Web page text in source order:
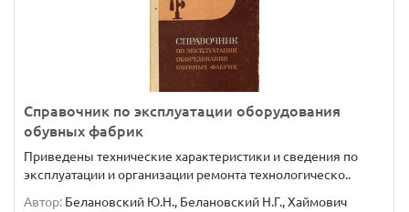
Справочник по эксплуатации оборудования
обувных фабрик
Приведены технические характеристики и сведения по
эксплуатации и организации ремонта технологическо..
Автор: Белановский Ю.Н., Белановский Н.Г., Хаймович